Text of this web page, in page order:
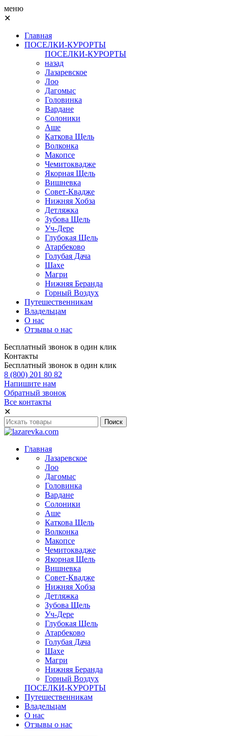
меню
✕
Главная
ПОСЕЛКИ-КУРОРТЫ
ПОСЕЛКИ-КУРОРТЫ
назад
Лазаревское
Лоо
Дагомыс
Головинка
Вардане
Солоники
Аше
Каткова Щель
Волконка
Макопсе
Чемитоквадже
Якорная Щель
Вишневка
Совет-Квадже
Нижняя Хобза
Детляжка
Зубова Щель
Уч-Дере
Глубокая Щель
Атарбеково
Голубая Дача
Шахе
Магри
Нижняя Беранда
Горный Воздух
Путешественникам
Владельцам
О нас
Отзывы о нас
Бесплатный звонок в один клик
Контакты
Бесплатный звонок в один клик
8 (800) 201 80 82
Напишите нам
Обратный звонок
Все контакты
✕
Главная
Лазаревское
Лоо
Дагомыс
Головинка
Вардане
Солоники
Аше
Каткова Щель
Волконка
Макопсе
Чемитоквадже
Якорная Щель
Вишневка
Совет-Квадже
Нижняя Хобза
Детляжка
Зубова Щель
Уч-Дере
Глубокая Щель
Атарбеково
Голубая Дача
Шахе
Магри
Нижняя Беранда
Горный Воздух
ПОСЕЛКИ-КУРОРТЫ
Путешественникам
Владельцам
О нас
Отзывы о нас